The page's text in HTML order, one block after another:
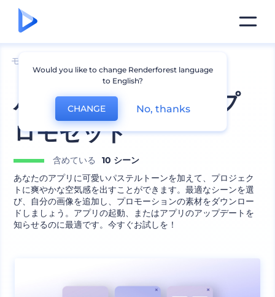
モックアップ
パステルアプリ用のプ
ロモセット
含めている
10 シーン
あなたのアプリに可愛いパステルトーンを加えて、プロジェク
トに爽やかな空気感を出すことができます。最適なシーンを選
び、自分の画像を追加し、プロモーションの素材をダウンロー
ドしましょう。アプリの起動、またはアプリのアップデートを
知らせるのに最適です。今すぐお試しを！
Would you like to change Renderforest language
to English?
CHANGE No, thanks